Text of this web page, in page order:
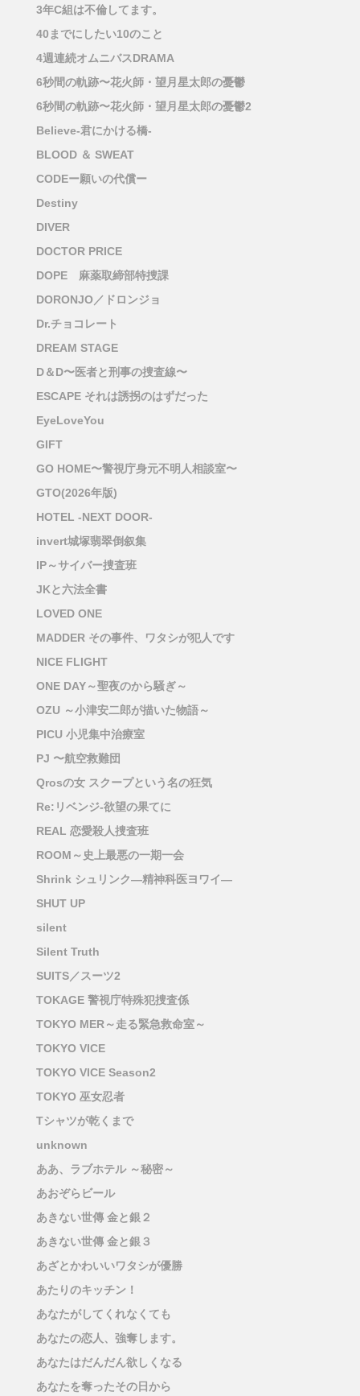
3年C組は不倫してます。
40までにしたい10のこと
4週連続オムニバスDRAMA
6秒間の軌跡〜花火師・望月星太郎の憂鬱
6秒間の軌跡〜花火師・望月星太郎の憂鬱2
Believe-君にかける橋-
BLOOD ＆ SWEAT
CODEー願いの代償ー
Destiny
DIVER
DOCTOR PRICE
DOPE 麻薬取締部特捜課
DORONJO／ドロンジョ
Dr.チョコレート
DREAM STAGE
D＆D〜医者と刑事の捜査線〜
ESCAPE それは誘拐のはずだった
EyeLoveYou
GIFT
GO HOME〜警視庁身元不明人相談室〜
GTO(2026年版)
HOTEL -NEXT DOOR-
invert城塚翡翠倒叙集
IP～サイバー捜査班
JKと六法全書
LOVED ONE
MADDER その事件、ワタシが犯人です
NICE FLIGHT
ONE DAY～聖夜のから騒ぎ～
OZU ～小津安二郎が描いた物語～
PICU 小児集中治療室
PJ 〜航空救難団
Qrosの女 スクープという名の狂気
Re:リベンジ-欲望の果てに
REAL 恋愛殺人捜査班
ROOM～史上最悪の一期一会
Shrink シュリンク―精神科医ヨワイ―
SHUT UP
silent
Silent Truth
SUITS／スーツ2
TOKAGE 警視庁特殊犯捜査係
TOKYO MER～走る緊急救命室～
TOKYO VICE
TOKYO VICE Season2
TOKYO 巫女忍者
Tシャツが乾くまで
unknown
ああ、ラブホテル ～秘密～
あおぞらビール
あきない世傳 金と銀２
あきない世傳 金と銀３
あざとかわいいワタシが優勝
あたりのキッチン！
あなたがしてくれなくても
あなたの恋人、強奪します。
あなたはだんだん欲しくなる
あなたを奪ったその日から